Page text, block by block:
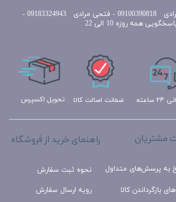
تحویل اکسپرس ضمانت اصالت کالا
راهنمای خرید از فروشگاه
نحوه ثبت سفارش
رویه ارسال سفارش
مشتریان
به پرسش‌های متداول
بازگرداندن کالا
فروش : مسعود مرادی 09100390818​​​​​​​ ​​​​​​​- فتحی مرادی 09183324943 -
همه روزه 10 الی 22